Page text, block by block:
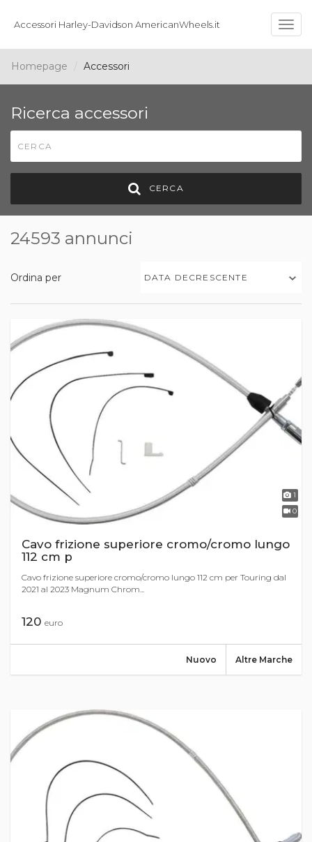
Accessori Harley-Davidson AmericanWheels.it
Homepage Accessori
Ricerca accessori
CERCA
24593 annunci
Ordina per DATA DECRESCENTE
1
0
Cavo frizione superiore cromo/cromo lungo
112 cm p
Cavo frizione superiore cromo/cromo lungo 112 cm per Touring dal
2021 al 2023 Magnum Chrom...
120 euro
Altre Marche
Nuovo